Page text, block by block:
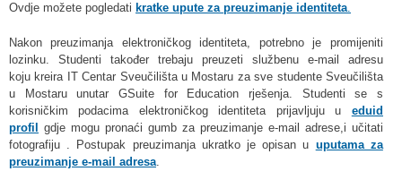
Ovdje možete pogledati kratke upute za preuzimanje identiteta.
Nakon preuzimanja elektroničkog identiteta, potrebno je promijeniti
lozinku. Studenti također trebaju preuzeti službenu e-mail adresu
koju kreira IT Centar Sveučilišta u Mostaru za sve studente Sveučilišta
u Mostaru unutar GSuite for Education rješenja. Studenti se s
korisničkim podacima elektroničkog identiteta prijavljuju u eduid
profil
gdje mogu pronaći gumb za preuzimanje e-mail adrese,i učitati
fotografiju . Postupak preuzimanja ukratko je opisan u uputama za
preuzimanje e-mail adresa.